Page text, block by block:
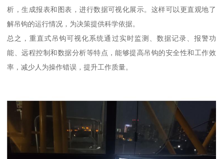
析，生成报表和图表，进行数据可视化展示。这样可以更直观地了
解吊钩的运行情况，为决策提供科学依据。
总之，重直式吊钩可视化系统通过实时监测、数据记录、报警功
能、远程控制和数据分析等特点，能够提高吊钩的安全性和工作效
率，减少人为操作错误，提升工作质量。